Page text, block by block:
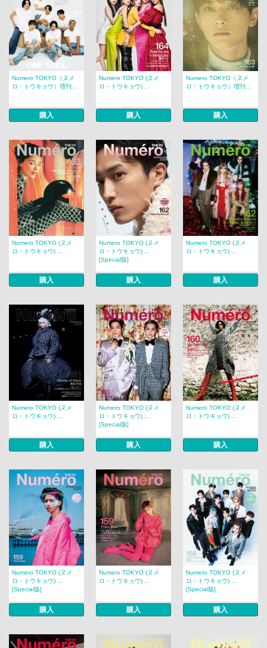
Numero TOKYO（ヌメ
ロ・トウキョウ）増刊...
購入
Numero TOKYO (ヌメ
ロ・トウキョウ) ...
購入
Numero TOKYO（ヌメ
ロ・トウキョウ）増刊...
購入
Numero TOKYO (ヌメ
ロ・トウキョウ) ...
購入
Numero TOKYO (ヌメ
ロ・トウキョウ) ...
[Special版]
購入
Numero TOKYO (ヌメ
ロ・トウキョウ) ...
購入
Numero TOKYO (ヌメ
ロ・トウキョウ) ...
購入
Numero TOKYO (ヌメ
ロ・トウキョウ) ...
[Special版]
購入
Numero TOKYO (ヌメ
ロ・トウキョウ) ...
購入
Numero TOKYO (ヌメ
ロ・トウキョウ) ...
[Special版]
購入
Numero TOKYO (ヌメ
ロ・トウキョウ) ...
購入
Numero TOKYO (ヌメ
ロ・トウキョウ) ...
[Special版]
購入